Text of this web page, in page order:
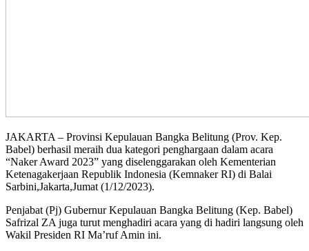
JAKARTA – Provinsi Kepulauan Bangka Belitung (Prov. Kep.
Babel) berhasil meraih dua kategori penghargaan dalam acara
“Naker Award 2023” yang diselenggarakan oleh Kementerian
Ketenagakerjaan Republik Indonesia (Kemnaker RI) di Balai
Sarbini,Jakarta,Jumat (1/12/2023).
Penjabat (Pj) Gubernur Kepulauan Bangka Belitung (Kep. Babel)
Safrizal ZA juga turut menghadiri acara yang di hadiri langsung oleh
Wakil Presiden RI Ma’ruf Amin ini.